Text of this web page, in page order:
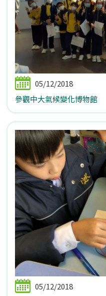
05/12/2018
參觀中大氣候變化博物館
05/12/2018